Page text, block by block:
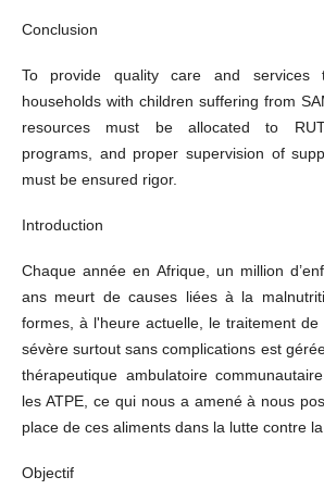
Conclusion
To provide quality care and services
households with children suffering from
resources must be allocated to
programs, and proper supervision of
must be ensured rigor.
Introduction
Chaque année en Afrique, un million
ans meurt de causes liées à la
formes, à l'heure actuelle, le traitement
sévère surtout sans complications est
thérapeutique ambulatoire
les ATPE, ce qui nous a amené à nous
place de ces aliments dans la lutte contre la
Objectif